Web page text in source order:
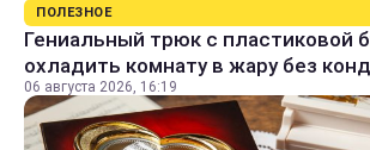
ПОЛЕЗНОЕ
Гениальный трюк с пластиковой
охладить комнату в жару без
06 августа 2026, 16:19